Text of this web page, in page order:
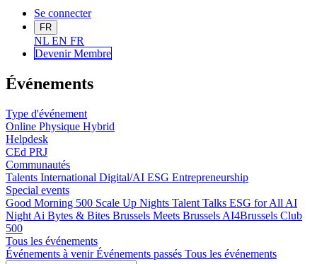
Se connecter
FR
NL EN FR
Devenir Membre
Événements
Type d'événement
Online Physique Hybrid
Helpdesk
CEd PRJ
Communautés
Talents International Digital/AI ESG Entrepreneurship
Special events
Good Morning 500 Scale Up Nights Talent Talks ESG for All AI
Night Ai Bytes & Bites Brussels Meets Brussels AI4Brussels Club
500
Tous les événements
Événements à venirÉvénements passés Tous les événements